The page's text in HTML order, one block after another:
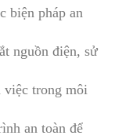
biện pháp an
nguồn điện, sử
việc trong môi
an toàn để